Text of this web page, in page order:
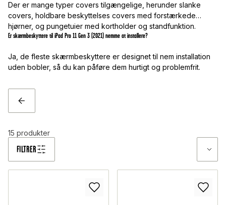
Der er mange typer covers tilgængelige, herunder slanke
covers, holdbare beskyttelses covers med forstærkede
hjørner, og pungetuier med kortholder og standfunktion.
Er skærmbeskyttere til iPad Pro 11 Gen 3 (2021) nemme at installere?
Ja, de fleste skærmbeskyttere er designet til nem installation
uden bobler, så du kan påføre dem hurtigt og problemfrit.
TILBAGE
FILTRER
15 produkter